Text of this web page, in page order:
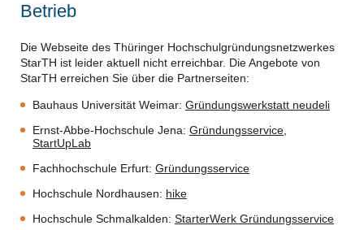
Betrieb
Die Webseite des Thüringer Hochschulgründungsnetzwerkes
StarTH ist leider aktuell nicht erreichbar. Die Angebote von
StarTH erreichen Sie über die Partnerseiten:
Bauhaus Universität Weimar: Gründungswerkstatt neudeli
Ernst-Abbe-Hochschule Jena: Gründungsservice
StartUpLab
Fachhochschule Erfurt: Gründungsservice
Hochschule Nordhausen: hike
Hochschule Schmalkalden: StarterWerk Gründungsservice